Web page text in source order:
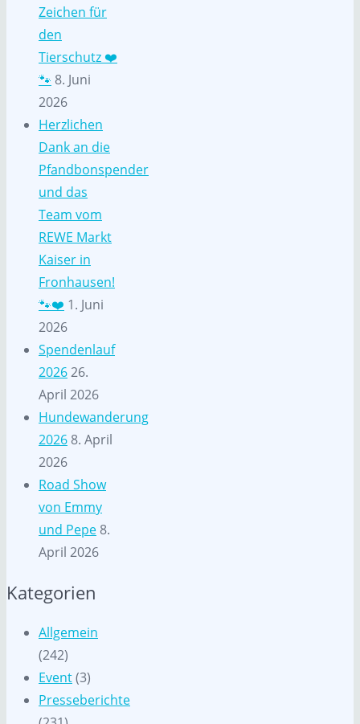
Zeichen für
den
Tierschutz ❤️
🐾 8. Juni
2026
Herzlichen
Dank an die
Pfandbonspender
und das
Team vom
REWE Markt
Kaiser in
Fronhausen!
🐾❤️ 1. Juni
2026
Spendenlauf
202626.
April 2026
Hundewanderung
2026 8. April
2026
Road Show
von Emmy
und Pepe 8.
April 2026
Kategorien
Allgemein
(242)
Event(3)
Presseberichte